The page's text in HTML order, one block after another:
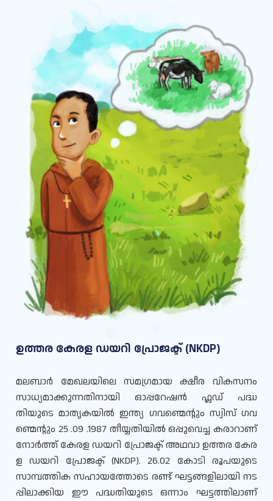
ഉത്തര കേരള ഡയറി പ്രോജക്ട് (NKDP)
മലബാർ മേഖലയിലെ സമഗ്രമായ ക്ഷീര വികസനം
സാധ്യമാക്കുന്നതിനായി ഓപ്പറേഷൻ ഫ്ലഡ് പദ്ധ
തിയുടെ മാതൃകയിൽ ഇന്ത്യ ഗവണ്മെന്റും സ്വിസ് ഗവ
ണ്മെന്റും 25 .09 .1987 തീയ്യതിയിൽ ഒപ്പുവെച്ച കരാറാണ്
നോർത്ത് കേരള ഡയറി പ്രോജക്ട് അഥവാ ഉത്തര കേര
ള ഡയറി പ്രോജക്ട് (NKDP). 26.02 കോടി രൂപയുടെ
സാമ്പത്തിക സഹായത്തോടെ രണ്ട് ഘട്ടങ്ങളിലായി നട
പ്പിലാക്കിയ ഈ പദ്ധതിയുടെ ഒന്നാം ഘട്ടത്തിലാണ്